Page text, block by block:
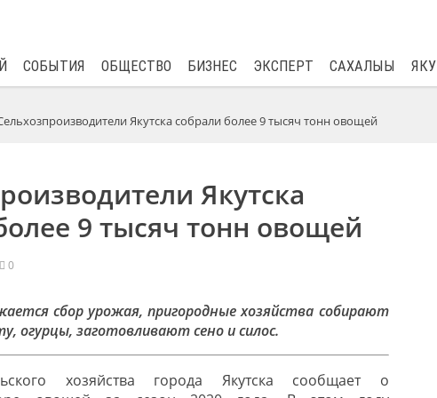
СОБЫТИЯ ОБЩЕСТВО БИЗНЕС ЭКСПЕРТ САХАЛЫЫ
Якутска собрали более 9 тысяч тонн овощей
Якутска
9 тысяч тонн овощей
0
сбор урожая, пригородные хозяйства собирают
огурцы, заготовливают сено и силос.
хозяйства города Якутска сообщает о